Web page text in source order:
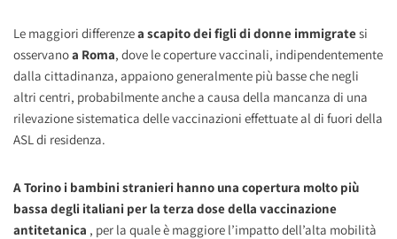
Le maggiori differenzea scapito dei figli di donne immigrate si
osservanoa Roma, dove le coperture vaccinali, indipendentemente
dalla cittadinanza, appaiono generalmente più basse che negli
altri centri, probabilmente anche a causa della mancanza di una
rilevazione sistematica delle vaccinazioni effettuate al di fuori della
ASL di residenza.
A Torino i bambini stranieri hanno una copertura molto più
bassa degli italiani per la terza dose della vaccinazione
antitetanica , per la quale è maggiore l’impatto dell’alta mobilità